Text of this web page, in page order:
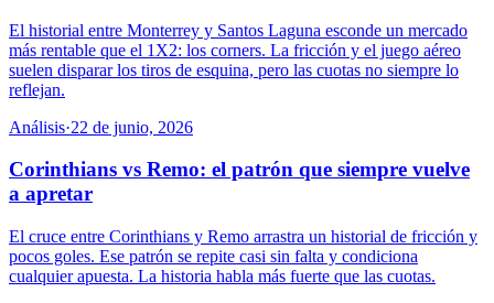
El historial entre Monterrey y Santos Laguna esconde un mercado
más rentable que el 1X2: los corners. La fricción y el juego aéreo
suelen disparar los tiros de esquina, pero las cuotas no siempre lo
reflejan.
Análisis·22 de junio, 2026
Corinthians vs Remo: el patrón que siempre vuelve
a apretar
El cruce entre Corinthians y Remo arrastra un historial de fricción y
pocos goles. Ese patrón se repite casi sin falta y condiciona
cualquier apuesta. La historia habla más fuerte que las cuotas.